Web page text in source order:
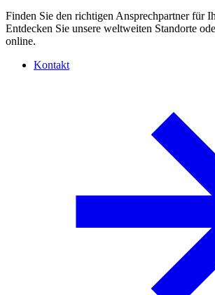
Finden Sie den richtigen Ansprechpartner für
Entdecken Sie unsere weltweiten Standorte
online.
Kontakt